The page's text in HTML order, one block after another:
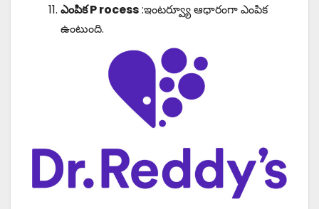
ఎంపిక Process:ఇంటర్వ్యూ ఆధారంగా ఎంపిక
ఉంటుంది.